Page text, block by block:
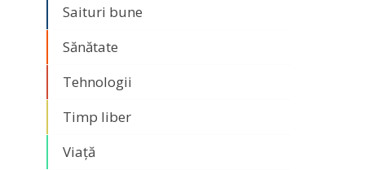
Saituri bune
Sănătate
Tehnologii
Timp liber
Viață